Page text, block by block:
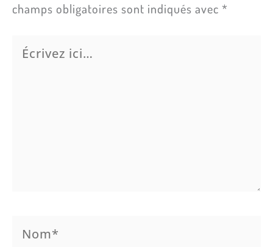
champs obligatoires sont indiqués avec *
Écrivez
ici…